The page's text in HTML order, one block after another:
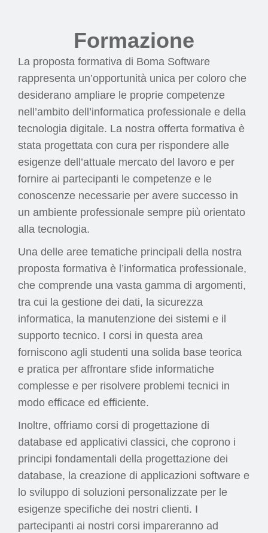
Formazione
La proposta formativa di Boma Software
rappresenta un’opportunità unica per coloro che
desiderano ampliare le proprie competenze
nell’ambito dell’informatica professionale e della
tecnologia digitale. La nostra offerta formativa è
stata progettata con cura per rispondere alle
esigenze dell’attuale mercato del lavoro e per
fornire ai partecipanti le competenze e le
conoscenze necessarie per avere successo in
un ambiente professionale sempre più orientato
alla tecnologia.
Una delle aree tematiche principali della nostra
proposta formativa è l’informatica professionale,
che comprende una vasta gamma di argomenti,
tra cui la gestione dei dati, la sicurezza
informatica, la manutenzione dei sistemi e il
supporto tecnico. I corsi in questa area
forniscono agli studenti una solida base teorica
e pratica per affrontare sfide informatiche
complesse e per risolvere problemi tecnici in
modo efficace ed efficiente.
Inoltre, offriamo corsi di progettazione di
database ed applicativi classici, che coprono i
principi fondamentali della progettazione dei
database, la creazione di applicazioni software e
lo sviluppo di soluzioni personalizzate per le
esigenze specifiche dei nostri clienti. I
partecipanti ai nostri corsi impareranno ad